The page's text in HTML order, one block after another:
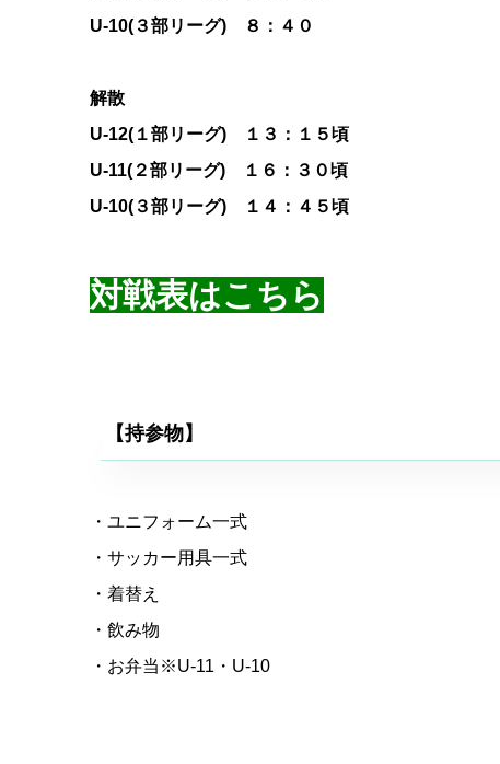
U-10(３部リーグ) ８：４０
解散
U-12(１部リーグ) １３：１５頃
U-11(２部リーグ) １６：３０頃
U-10(３部リーグ) １４：４５頃
対戦表はこちら
【持参物】
・ユニフォーム一式
・サッカー用具一式
・着替え
・飲み物
・お弁当※U-11・U-10